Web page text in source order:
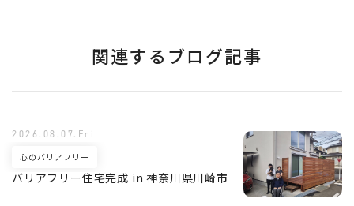
関連するブログ記事
バリアフリー住宅完成 in 神奈川県川崎市
心のバリアフリー
2026.08.07.Fri